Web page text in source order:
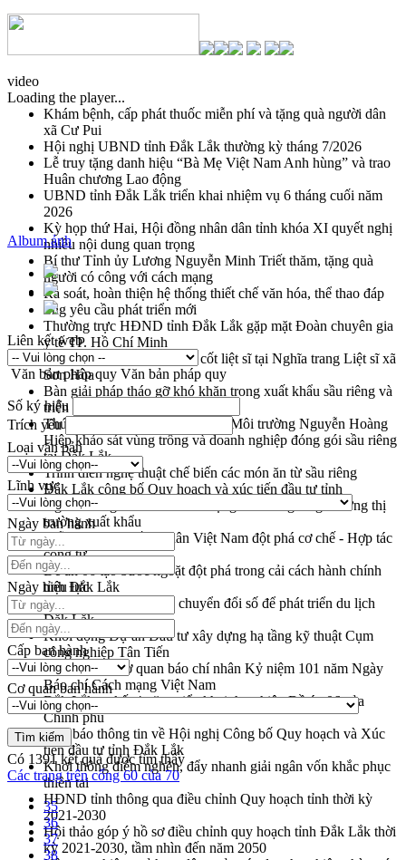
video
Loading the player...
Khám bệnh, cấp phát thuốc miễn phí và tặng quà người dân
xã Cư Pui
Hội nghị UBND tỉnh Đắk Lắk thường kỳ tháng 7/2026
Lễ truy tặng danh hiệu “Bà Mẹ Việt Nam Anh hùng” và trao
Huân chương Lao động
UBND tỉnh Đắk Lắk triển khai nhiệm vụ 6 tháng cuối năm
2026
Kỳ họp thứ Hai, Hội đồng nhân dân tỉnh khóa XI quyết nghị
nhiều nội dung quan trọng
Bí thư Tỉnh ủy Lương Nguyễn Minh Triết thăm, tặng quà
người có công với cách mạng
Rà soát, hoàn thiện hệ thống thiết chế văn hóa, thể thao đáp
ứng yêu cầu phát triển mới
Thường trực HĐND tỉnh Đắk Lắk gặp mặt Đoàn chuyên gia
y tế TP. Hồ Chí Minh
Lễ truy điệu và an táng hài cốt liệt sĩ tại Nghĩa trang Liệt sĩ xã
Sơn Hòa
Bàn giải pháp tháo gỡ khó khăn trong xuất khẩu sầu riêng và
triển khai quy định EUDR
Thứ trưởng Bộ Nông nghiệp và Môi trường Nguyễn Hoàng
Hiệp khảo sát vùng trồng và doanh nghiệp đóng gói sầu riêng
tại Đắk Lắk
Trình diễn nghệ thuật chế biến các món ăn từ sầu riêng
Đắk Lắk công bố Quy hoạch và xúc tiến đầu tư tỉnh
Ngành cá ngừ Đắk Lắk chủ động thích ứng để giữ vững thị
trường xuất khẩu
Diễn đàn Kinh tế tư nhân Việt Nam đột phá cơ chế - Hợp tác
công tư
Đề án 06 tạo bước ngoặt đột phá trong cải cách hành chính
tỉnh Đắk Lắk
Kết nối tour, đẩy mạnh chuyển đổi số để phát triển du lịch
Đắk Lắk
Khởi động Dự án Đầu tư xây dựng hạ tầng kỹ thuật Cụm
công nghiệp Tân Tiến
Gặp mặt các cơ quan báo chí nhân Kỷ niệm 101 năm Ngày
Báo chí Cách mạng Việt Nam
Đắk Lắk sơ kết 4 năm triển khai thực hiện Đề án 06 của
Chính phủ
Họp báo thông tin về Hội nghị Công bố Quy hoạch và Xúc
tiến đầu tư tỉnh Đắk Lắk
Khơi thông điểm nghẽn, đẩy nhanh giải ngân vốn khắc phục
thiên tai
HĐND tỉnh thông qua điều chỉnh Quy hoạch tỉnh thời kỳ
2021-2030
Hội thảo góp ý hồ sơ điều chỉnh quy hoạch tỉnh Đắk Lắk thời
kỳ 2021-2030, tầm nhìn đến năm 2050
Album ảnh
Liên kết web
Văn bản pháp quy Văn bản pháp quy
Số ký hiệu
Trích yếu
Loại văn bản
Lĩnh vực
Ngày ban hành
Ngày hiệu lực
Cấp ban hành
Cơ quan ban hành
Có 1391kết quả được tìm thấy
Các trang trên cổng 60 của 70
35
36
37
38